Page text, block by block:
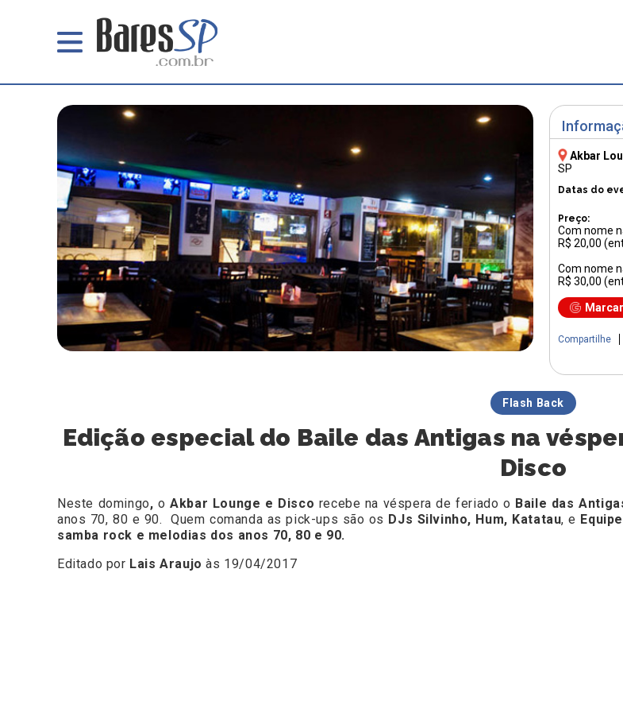
Akbar
SP
Datas do
Preço:
Com nome
R$ 20,00
Com nome
R$ 30,00
Compartilhe
Flash Back
Edição especial do Baile das Antigas na
Disco
Neste domingo, o Akbar Lounge e Disco recebe na véspera de feriado o Baile das
anos 70, 80 e 90. Quem comanda as pick-ups são os DJs Silvinho, Hum, Katatau, e
samba rock e melodias dos anos 70, 80 e 90.
Editado por Lais Araujo às 19/04/2017